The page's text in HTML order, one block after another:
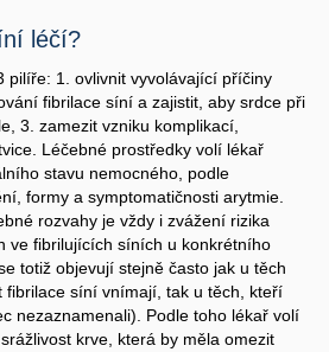
léčí?
pilíře: 1. ovlivnit vyvolávající příčiny
fibrilace síní a zajistit, aby srdce při
3. zamezit vzniku komplikací,
Léčebné prostředky volí lékař
stavu nemocného, podle
formy a symptomatičnosti arytmie.
rozvahy je vždy i zvážení rizika
ve fibrilujících síních u konkrétního
totiž objevují stejně často jak u těch
fibrilace síní vnímají, tak u těch, kteří
nezaznamenali). Podle toho lékař volí
krve, která by měla omezit